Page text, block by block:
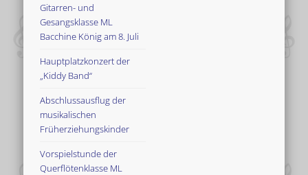
Gitarren- und
Gesangsklasse ML
Bacchine König am 8. Juli
Hauptplatzkonzert der
„Kiddy Band“
Abschlussausflug der
musikalischen
Früherziehungskinder
Vorspielstunde der
Querflötenklasse ML